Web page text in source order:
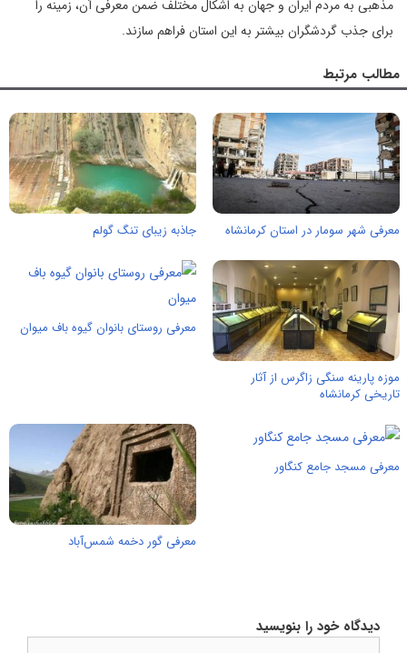
مذهبی به مردم ایران و جهان به اشکال مختلف ضمن معرفی آن، زمینه را
برای جذب گردشگران بیشتر به این استان فراهم سازند.
مطالب مرتبط
معرفی شهر سومار در استان کرمانشاه جاذبه زیبای تنگ گولم
موزه پارینه سنگی زاگرس از آثار
تاریخی کرمانشاه
معرفی روستای بانوان گیوه باف میوان
معرفی مسجد جامع کنگاور
معرفی گور دخمه شمس‌آباد
دیدگاه خود را بنویسید